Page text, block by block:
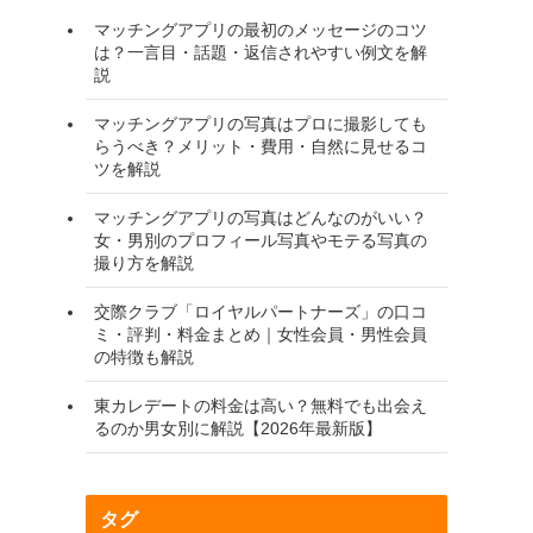
マッチングアプリの最初のメッセージのコツ
は？一言目・話題・返信されやすい例文を解
説
マッチングアプリの写真はプロに撮影しても
らうべき？メリット・費用・自然に見せるコ
ツを解説
マッチングアプリの写真はどんなのがいい？
女・男別のプロフィール写真やモテる写真の
撮り方を解説
交際クラブ「ロイヤルパートナーズ」の口コ
ミ・評判・料金まとめ｜女性会員・男性会員
の特徴も解説
東カレデートの料金は高い？無料でも出会え
るのか男女別に解説【2026年最新版】
タグ